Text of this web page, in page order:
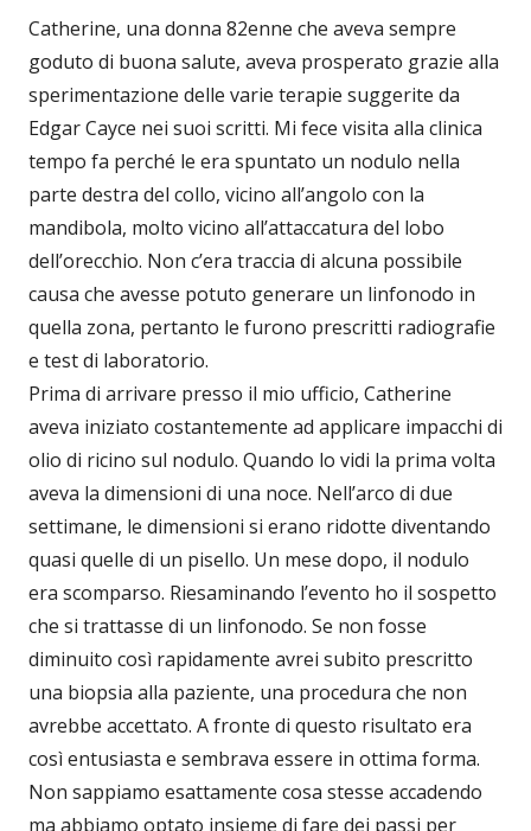
Catherine, una donna 82enne che aveva sempre
goduto di buona salute, aveva prosperato grazie alla
sperimentazione delle varie terapie suggerite da
Edgar Cayce nei suoi scritti. Mi fece visita alla clinica
tempo fa perché le era spuntato un nodulo nella
parte destra del collo, vicino all’angolo con la
mandibola, molto vicino all’attaccatura del lobo
dell’orecchio. Non c’era traccia di alcuna possibile
causa che avesse potuto generare un linfonodo in
quella zona, pertanto le furono prescritti radiografie
e test di laboratorio.
Prima di arrivare presso il mio ufficio, Catherine
aveva iniziato costantemente ad applicare impacchi di
olio di ricino sul nodulo. Quando lo vidi la prima volta
aveva la dimensioni di una noce. Nell’arco di due
settimane, le dimensioni si erano ridotte diventando
quasi quelle di un pisello. Un mese dopo, il nodulo
era scomparso. Riesaminando l’evento ho il sospetto
che si trattasse di un linfonodo. Se non fosse
diminuito così rapidamente avrei subito prescritto
una biopsia alla paziente, una procedura che non
avrebbe accettato. A fronte di questo risultato era
così entusiasta e sembrava essere in ottima forma.
Non sappiamo esattamente cosa stesse accadendo
ma abbiamo optato insieme di fare dei passi per